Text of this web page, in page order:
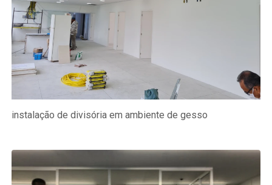
instalação de divisória em ambiente de gesso